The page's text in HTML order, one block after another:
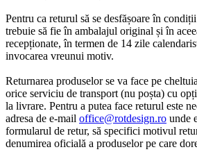
Pentru ca returul să se desfășoare în
trebuie să fie în ambalajul original și în
recepționate, în termen de 14 zile
invocarea vreunui motiv.
Returnarea produselor se va face pe
orice serviciu de transport (nu poșta) cu
la livrare. Pentru a putea face returul este
adresa de e-mail office@rotdesign.ro unde
formularul de retur, să specifici motivul
denumirea oficială a produselor pe care